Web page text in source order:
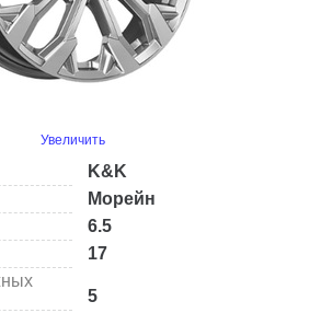
Увеличить
K&K
Морейн
6.5
17
5